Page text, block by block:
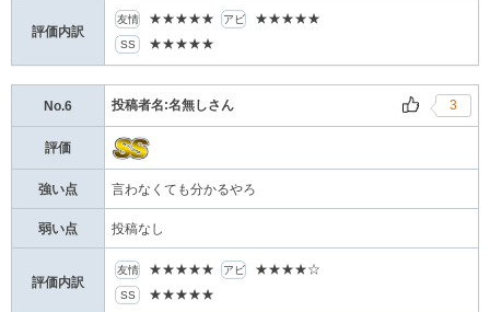
評価内訳
友情 ★★★★★ アビ ★★★★★
SS ★★★★★
No.6 投稿者名:名無しさん 3
評価
強い点 言わなくても分かるやろ
弱い点 投稿なし
評価内訳
友情 ★★★★★ アビ ★★★★☆
SS ★★★★★